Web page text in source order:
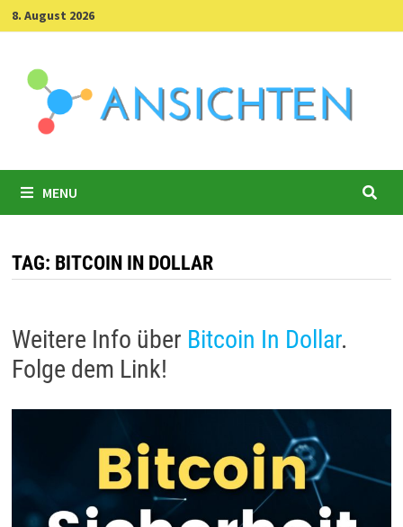
Skip
to
8. August 2026
MENU
TAG: BITCOIN IN DOLLAR
Weitere Info über Bitcoin In Dollar.
Folge dem Link!